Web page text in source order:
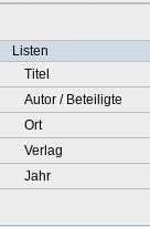
Listen
Titel
Autor / Beteiligte
Ort
Verlag
Jahr